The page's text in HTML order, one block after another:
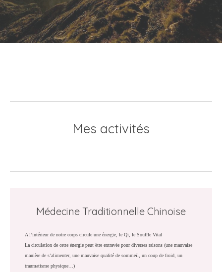
Mes activités
Médecine Traditionnelle Chinoise
A l’intérieur de notre corps circule une énergie, le Qi, le Souffle Vital
La circulation de cette énergie peut être entravée pour diverses raisons (une mauvaise
manière de s’alimenter, une mauvaise qualité de sommeil, un coup de froid, un
traumatisme physique…)